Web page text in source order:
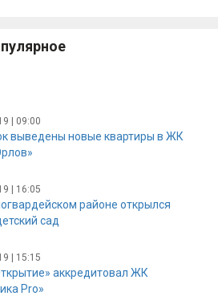
| 09:00
выведены новые квартиры в ЖК
| 16:05
районе открылся
сад
| 15:15
аккредитовал ЖК
Pro»